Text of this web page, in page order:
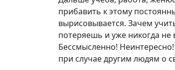
прибавить к этому
вырисовывается. Зачем
потеряешь и уже никогда не
Бессмысленно!
при случае другим людям о